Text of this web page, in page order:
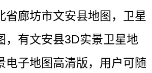
省廊坊市文安县地图，卫星
，有文安县3D实景卫星地
电子地图高清版，用户可随